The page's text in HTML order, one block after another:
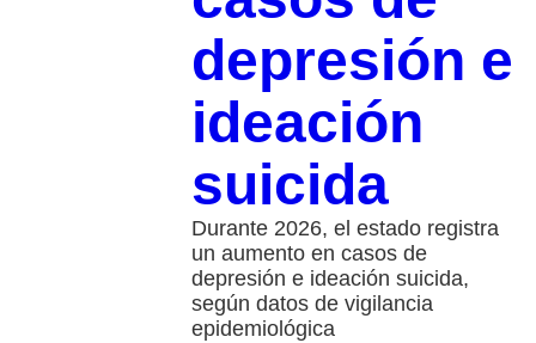
depresión e
ideación
suicida
Durante 2026, el estado registra
un aumento en casos de
depresión e ideación suicida,
según datos de vigilancia
epidemiológica